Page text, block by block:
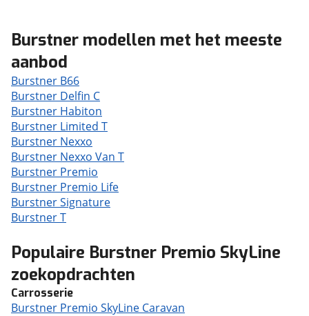
Burstner modellen met het meeste
aanbod
Burstner B66
Burstner Delfin C
Burstner Habiton
Burstner Limited T
Burstner Nexxo
Burstner Nexxo Van T
Burstner Premio
Burstner Premio Life
Burstner Signature
Burstner T
Populaire Burstner Premio SkyLine
zoekopdrachten
Carrosserie
Burstner Premio SkyLine Caravan